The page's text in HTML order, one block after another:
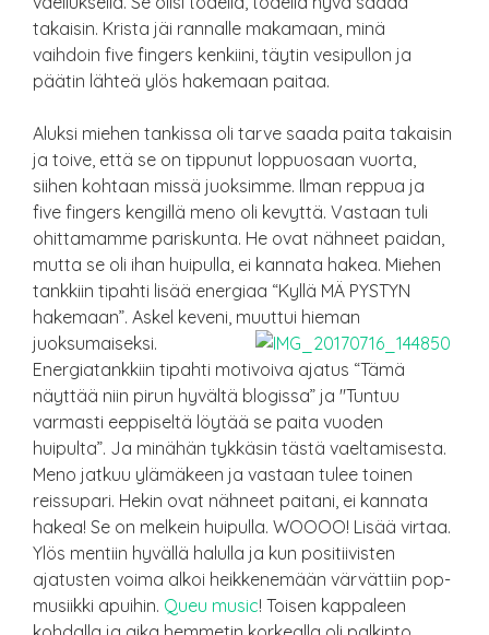
takaisin. Krista jäi rannalle makamaan, minä
vaihdoin five fingers kenkiini, täytin vesipullon ja
päätin lähteä ylös hakemaan paitaa.
Aluksi miehen tankissa oli tarve saada paita takaisin
ja toive, että se on tippunut loppuosaan vuorta,
siihen kohtaan missä juoksimme. Ilman reppua ja
five fingers kengillä meno oli kevyttä. Vastaan tuli
ohittamamme pariskunta. He ovat nähneet paidan,
mutta se oli ihan huipulla, ei kannata hakea. Miehen
tankkiin tipahti lisää energiaa “Kyllä MÄ PYSTYN
hakemaan”. Askel keveni, muuttui hieman
juoksumaiseksi.
Energiatankkiin tipahti motivoiva ajatus “Tämä
näyttää niin pirun hyvältä blogissa” ja "Tuntuu
varmasti eeppiseltä löytää se paita vuoden
huipulta”. Ja minähän tykkäsin tästä vaeltamisesta.
Meno jatkuu ylämäkeen ja vastaan tulee toinen
reissupari. Hekin ovat nähneet paitani, ei kannata
hakea! Se on melkein huipulla. WOOOO! Lisää virtaa.
Ylös mentiin hyvällä halulla ja kun positiivisten
ajatusten voima alkoi heikkenemään värvättiin pop-
musiikki apuihin. Queu music! Toisen kappaleen